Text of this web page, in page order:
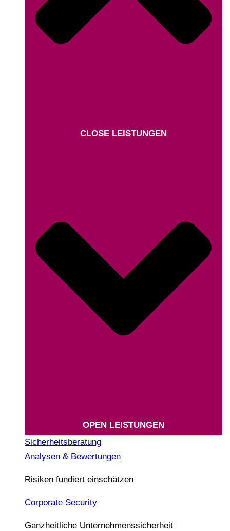
CLOSE LEISTUNGEN
OPEN LEISTUNGEN
Sicherheitsberatung
Analysen & Bewertungen
Risiken fundiert einschätzen
Corporate Security
Ganzheitliche Unternehmenssicherheit